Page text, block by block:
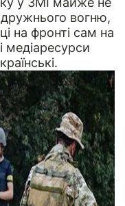
вогню,
на фронті сам на